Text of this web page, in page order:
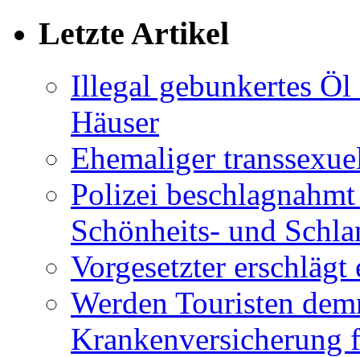
Letzte Artikel
Illegal gebunkertes
Häuser
Ehemaliger
Polizei
Schönheits- und
Vorgesetzter
Werden Touristen
Krankenversicherung